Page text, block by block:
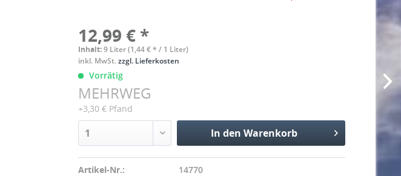
12,99 € *
Inhalt:9 Liter (1,44 € * / 1 Liter)
inkl. MwSt.zzgl. Lieferkosten
Vorrätig
MEHRWEG
+3,30 € Pfand
In den Warenkorb
Hinzugefügt
Artikel-Nr.: 14770